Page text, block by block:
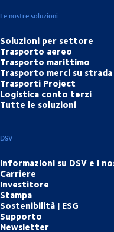
Le nostre soluzioni
Soluzioni per settore
Trasporto aereo
Trasporto marittimo
Trasporto merci su strada
Trasporti Project
Logistica conto terzi
Tutte le soluzioni
DSV
Informazioni su DSV e i
Carriere
Investitore
Stampa
Sostenibilità | ESG
Supporto
Newsletter